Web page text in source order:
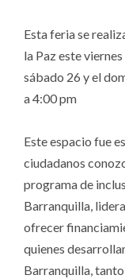
Esta feria se
la Paz este
sábado 26 y el
a 4:00 pm
Este espacio fue
ciudadanos
programa de
Barranquilla,
ofrecer
quienes
Barranquilla,